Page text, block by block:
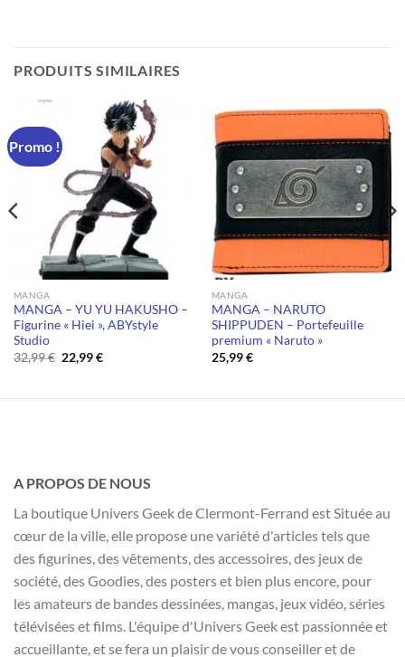
PRODUITS SIMILAIRES
Promo !
MANGA
MANGA – YU YU HAKUSHO –
Figurine « Hiei », ABYstyle
Studio
32,99€ Le
prix
32,99 €.
22,99€Le
22,99 €.
MANGA
MANGA – NARUTO
SHIPPUDEN – Portefeuille
premium « Naruto »
25,99€
A PROPOS DE NOUS
La boutique Univers Geek de Clermont-Ferrand est Située au
cœur de la ville, elle propose une variété d'articles tels que
des figurines, des vêtements, des accessoires, des jeux de
société, des Goodies, des posters et bien plus encore, pour
les amateurs de bandes dessinées, mangas, jeux vidéo, séries
télévisées et films. L'équipe d'Univers Geek est passionnée et
accueillante, et se fera un plaisir de vous conseiller et de